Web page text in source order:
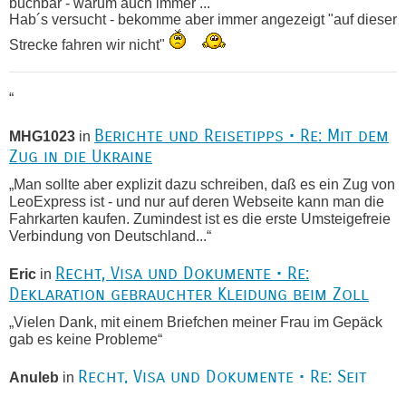
buchbar - warum auch immer ...
Hab´s versucht - bekomme aber immer angezeigt "auf dieser
Strecke fahren wir nicht"
“
MHG1023 in Berichte und Reisetipps • Re: Mit dem
Zug in die Ukraine
„Man sollte aber explizit dazu schreiben, daß es ein Zug von
LeoExpress ist - und nur auf deren Webseite kann man die
Fahrkarten kaufen. Zumindest ist es die erste Umsteigefreie
Verbindung von Deutschland...“
Eric in Recht, Visa und Dokumente • Re:
Deklaration gebrauchter Kleidung beim Zoll
„Vielen Dank, mit einem Briefchen meiner Frau im Gepäck
gab es keine Probleme“
Anuleb in Recht, Visa und Dokumente • Re: Seit